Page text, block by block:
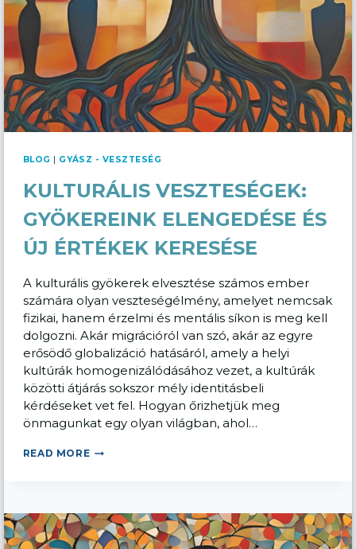
BLOG | GYÁSZ - VESZTESÉG
KULTURÁLIS VESZTESÉGEK:
GYÖKEREINK ELENGEDÉSE ÉS
ÚJ ÉRTÉKEK KERESÉSE
A kulturális gyökerek elvesztése számos ember
számára olyan veszteségélmény, amelyet nemcsak
fizikai, hanem érzelmi és mentális síkon is meg kell
dolgozni. Akár migrációról van szó, akár az egyre
erősödő globalizáció hatásáról, amely a helyi
kultúrák homogenizálódásához vezet, a kultúrák
közötti átjárás sokszor mély identitásbeli
kérdéseket vet fel. Hogyan őrizhetjük meg
önmagunkat egy olyan világban, ahol…
READ MOREKULTURÁLIS
ÉS
ÚJ